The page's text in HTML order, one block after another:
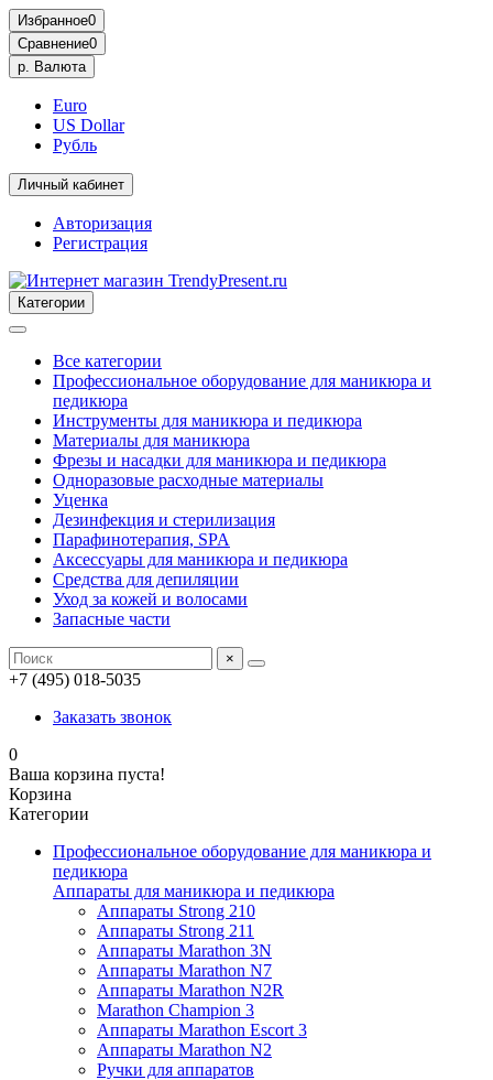
Избранное0
Сравнение0
р. Валюта
Euro
US Dollar
Рубль
Личный кабинет
Авторизация
Регистрация
Категории
Все категории
Профессиональное оборудование для маникюра и
педикюра
Инструменты для маникюра и педикюра
Материалы для маникюра
Фрезы и насадки для маникюра и педикюра
Одноразовые расходные материалы
Уценка
Дезинфекция и стерилизация
Парафинотерапия, SPA
Аксессуары для маникюра и педикюра
Средства для депиляции
Уход за кожей и волосами
Запасные части
×
+7 (495) 018-5035
Заказать звонок
0
Ваша корзина пуста!
Корзина
Категории
Профессиональное оборудование для маникюра и
педикюра
Аппараты для маникюра и педикюра
Аппараты Strong 210
Аппараты Strong 211
Аппараты Marathon 3N
Аппараты Marathon N7
Аппараты Marathon N2R
Marathon Champion 3
Аппараты Marathon Escort 3
Аппараты Marathon N2
Ручки для аппаратов